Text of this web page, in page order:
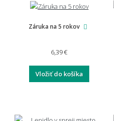
Záruka na 5 rokov
6,39 €
Vložiť do košíka